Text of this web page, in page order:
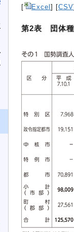
[ Excel ] [CSV]
第2表 団体種